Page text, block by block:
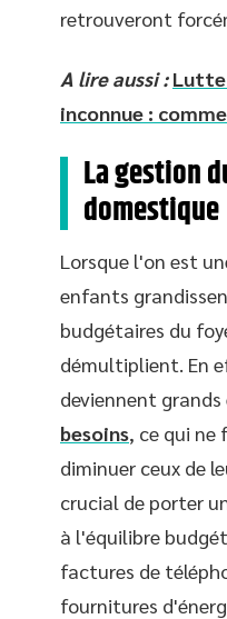
retrouveront
A lire aussi : Lutte
inconnue :
La gestion
domestique
Lorsque l'on est
enfants
budgétaires du
démultiplient. En
deviennent grands
besoins, ce qui
diminuer ceux de
crucial de porter
à l'équilibre
factures de
fournitures